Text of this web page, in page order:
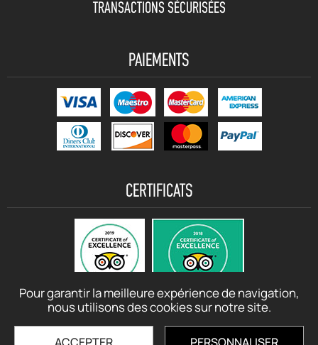
Pour garantir la meilleure expérience de navigation,
nous utilisons des cookies sur notre site.
TRANSACTIONS SÉCURISÉES
PAIEMENTS
CERTIFICATS